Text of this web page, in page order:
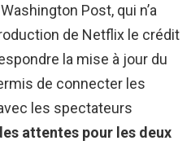
Post, qui n’a
de Netflix le crédit
la mise à jour du
de connecter les
les spectateurs
attentes pour les deux